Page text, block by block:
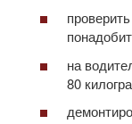
на
80